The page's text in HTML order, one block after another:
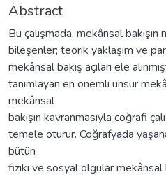
Abstract
Bu çalışmada, mekânsal
bileşenler; teorik yaklaşım ve
mekânsal bakış açıları ele
tanımlayan en önemli unsur
mekânsal
bakışın kavranmasıyla coğrafi
temele oturur. Coğrafyada
bütün
fiziki ve sosyal olgular mekânsal